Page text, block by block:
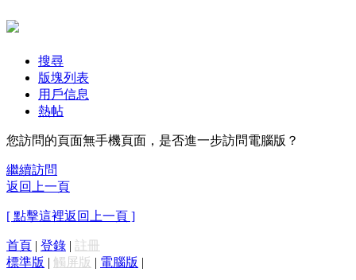
搜尋
版塊列表
用戶信息
熱帖
您訪問的頁面無手機頁面，是否進一步訪問電腦版？
繼續訪問
返回上一頁
[ 點擊這裡返回上一頁 ]
首頁 | 登錄 | 註冊
標準版 | 觸屏版 | 電腦版 |